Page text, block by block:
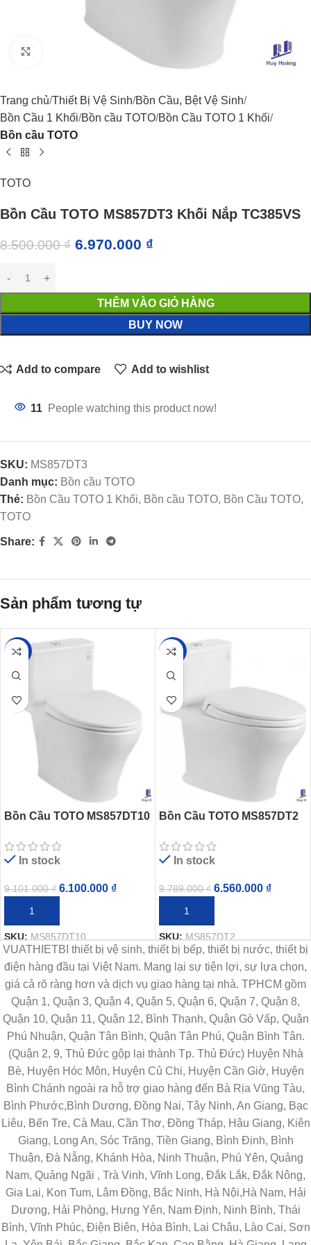
Trang chủ Thiết Bị Vệ Sinh Bồn Cầu, Bệt Vệ Sinh
Bồn Cầu 1 Khối Bồn cầu TOTO Bồn Cầu TOTO 1 Khối
Bồn cầu TOTO
TOTO
Bồn Cầu TOTO MS857DT3 Khối Nắp TC385VS
8.500.000₫ 6.970.000 ₫
THÊM VÀO GIỎ HÀNG
BUY NOW
Add to compare Add to wishlist
11 People watching this product now!
SKU: MS857DT3
Danh mục: Bồn cầu TOTO
Thẻ: Bồn Cầu TOTO 1 Khối, Bồn cầu TOTO, Bồn Cầu TOTO,
TOTO
Share:
Sản phẩm tương tự
-33%
Bồn Cầu TOTO MS857DT10
In stock
9.101.000₫ 6.100.000 ₫
THÊM VÀO GIỎ HÀNG
SKU:MS857DT10
-33%
Bồn Cầu TOTO MS857DT2
In stock
9.789.000₫ 6.560.000 ₫
THÊM VÀO GIỎ HÀNG
SKU:MS857DT2
VUATHIETBI thiết bị vệ sinh, thiết bị bếp, thiết bị nước, thiết bị
điện hàng đầu tại Việt Nam. Mang lại sự tiện lợi, sự lựa chọn,
giá cả rõ ràng hơn và dịch vụ giao hàng tại nhà. TPHCM gồm
Quận 1, Quận 3, Quận 4, Quận 5, Quận 6, Quận 7, Quận 8,
Quận 10, Quận 11, Quận 12, Bình Thạnh, Quận Gò Vấp, Quận
Phú Nhuận, Quận Tân Bình, Quận Tân Phú, Quận Bình Tân.
(Quận 2, 9, Thủ Đức gộp lại thành Tp. Thủ Đức) Huyện Nhà
Bè, Huyện Hóc Môn, Huyện Củ Chi, Huyện Cần Giờ, Huyện
Bình Chánh ngoài ra hỗ trợ giao hàng đến Bà Rịa Vũng Tàu,
Bình Phước,Bình Dương, Đồng Nai, Tây Ninh, An Giang, Bạc
Liêu, Bến Tre, Cà Mau, Cần Thơ, Đồng Tháp, Hậu Giang, Kiên
Giang, Long An, Sóc Trăng, Tiền Giang, Bình Định, Bình
Thuận, Đà Nẵng, Khánh Hòa, Ninh Thuận, Phú Yên, Quảng
Nam, Quảng Ngãi , Trà Vinh, Vĩnh Long, Đắk Lắk, Đắk Nông,
Gia Lai, Kon Tum, Lâm Đồng, Bắc Ninh, Hà Nội,Hà Nam, Hải
Dương, Hải Phòng, Hưng Yên, Nam Định, Ninh Bình, Thái
Bình, Vĩnh Phúc, Điện Biên, Hòa Bình, Lai Châu, Lào Cai, Sơn